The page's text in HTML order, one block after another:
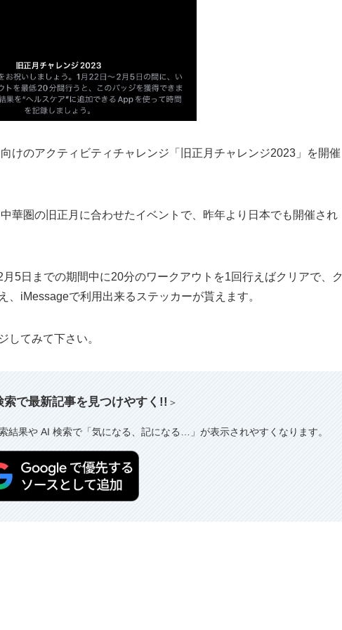
けのアクティビティチャレンジ「旧正月チャレンジ2023」を開催
華圏の旧正月に合わせたイベントで、昨年より日本でも開催され
5日までの期間中に20分のワークアウトを1回行えばクリアで、ク
、iMessageで利用出来るステッカーが貰えます。
してみて下さい。
で最新記事を見つけやすく!! ＞
結果や AI 検索で「気になる、記になる…」が表示されやすくなります。